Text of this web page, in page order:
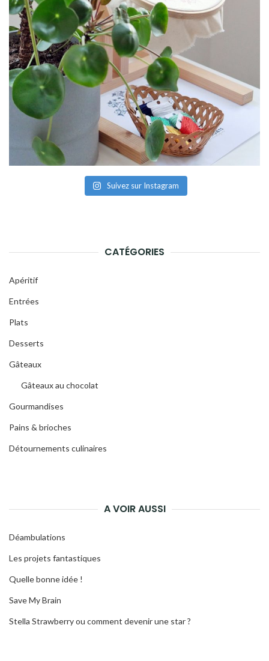
Suivez sur Instagram
CATÉGORIES
Apéritif
Entrées
Plats
Desserts
Gâteaux
Gâteaux au chocolat
Gourmandises
Pains & brioches
Détournements culinaires
A VOIR AUSSI
Déambulations
Les projets fantastiques
Quelle bonne idée !
Save My Brain
Stella Strawberry ou comment devenir une star ?